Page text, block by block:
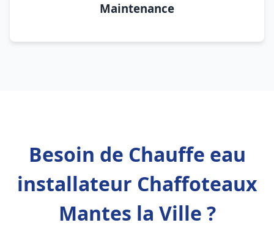
Maintenance
Besoin de Chauffe eau
installateur Chaffoteaux
Mantes la Ville ?